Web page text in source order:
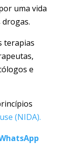
uma vida
drogas.
terapias
e
(NIDA).